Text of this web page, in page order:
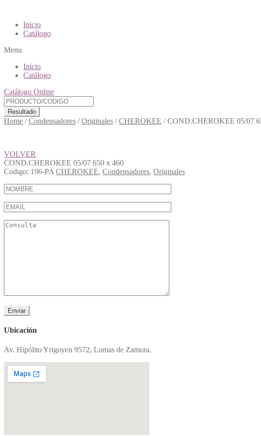
Inicio
Catálogo
Menu
Inicio
Catálogo
Catálogo Online
Resultado
Home /Condensadores /Originales /CHEROKEE /COND.CHEROKEE 05/07
VOLVER
COND.CHEROKEE 05/07 650 x 460
Codigo: 196-PA CHEROKEE, Condensadores, Originales
Ubicación
Av. Hipólito Yrigoyen 9572, Lomas de Zamora.